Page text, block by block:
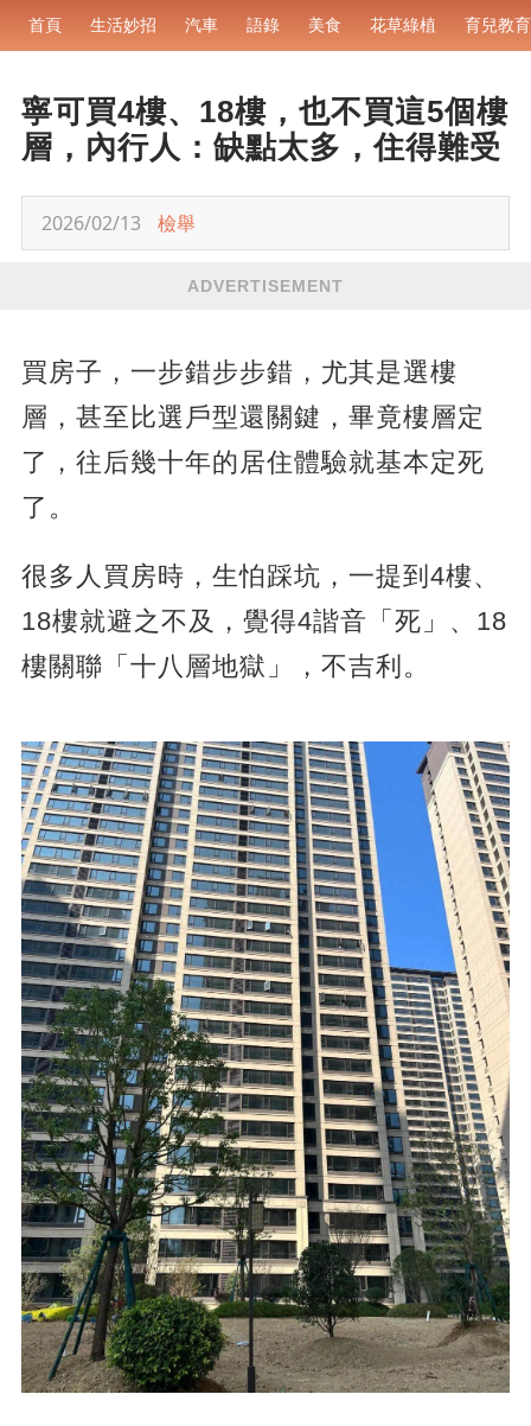
首頁 生活妙招 汽車 語錄 美食 花草綠植 育兒教育
寧可買4樓、18樓，也不買這5個樓
層，內行人：缺點太多，住得難受
2026/02/13 檢舉
ADVERTISEMENT
買房子，一步錯步步錯，尤其是選樓
層，甚至比選戶型還關鍵，畢竟樓層定
了，往后幾十年的居住體驗就基本定死
了。
很多人買房時，生怕踩坑，一提到4樓、
18樓就避之不及，覺得4諧音「死」、18
樓關聯「十八層地獄」，不吉利。